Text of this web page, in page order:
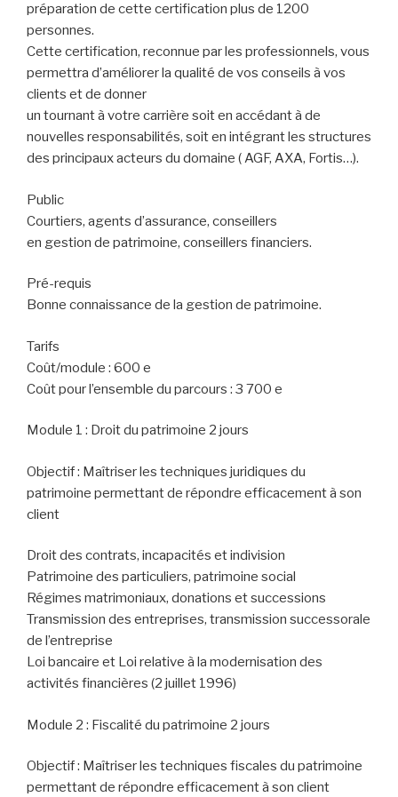
préparation de cette certification plus de 1200
personnes.
Cette certification, reconnue par les professionnels, vous
permettra d’améliorer la qualité de vos conseils à vos
clients et de donner
un tournant à votre carrière soit en accédant à de
nouvelles responsabilités, soit en intégrant les structures
des principaux acteurs du domaine ( AGF, AXA, Fortis…).
Public
Courtiers, agents d’assurance, conseillers
en gestion de patrimoine, conseillers financiers.
Pré-requis
Bonne connaissance de la gestion de patrimoine.
Tarifs
Coût/module : 600 e
Coût pour l’ensemble du parcours : 3 700 e
Module 1 : Droit du patrimoine 2 jours
Objectif : Maîtriser les techniques juridiques du
patrimoine permettant de répondre efficacement à son
client
Droit des contrats, incapacités et indivision
Patrimoine des particuliers, patrimoine social
Régimes matrimoniaux, donations et successions
Transmission des entreprises, transmission successorale
de l’entreprise
Loi bancaire et Loi relative à la modernisation des
activités financières (2 juillet 1996)
Module 2 : Fiscalité du patrimoine 2 jours
Objectif : Maîtriser les techniques fiscales du patrimoine
permettant de répondre efficacement à son client